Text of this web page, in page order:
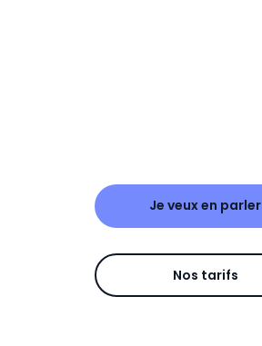
Je veux en parler
Nos tarifs